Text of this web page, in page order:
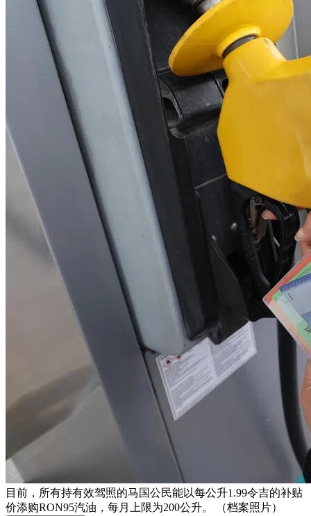
目前，所有持有效驾照的马国公民能以每公升1.99令吉的补贴
价添购RON95汽油，每月上限为200公升。 （档案照片）